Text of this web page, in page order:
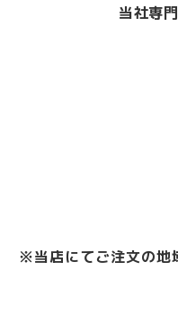
当社専
※当店にてご注文の地